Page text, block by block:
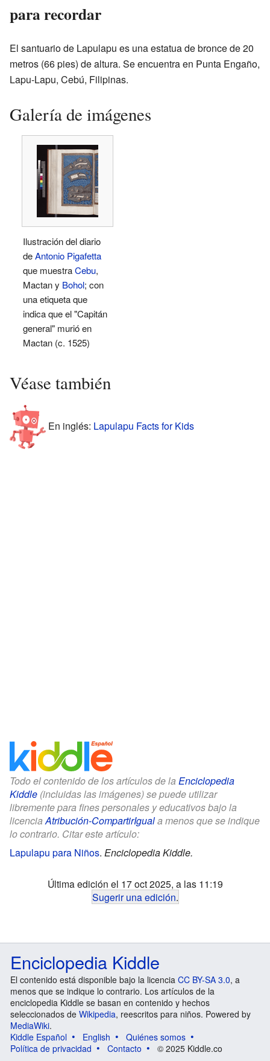
para recordar
El santuario de Lapulapu es una estatua de bronce de 20
metros (66 pies) de altura. Se encuentra en Punta Engaño,
Lapu-Lapu, Cebú, Filipinas.
Galería de imágenes
Ilustración del diario
deAntonio Pigafetta
que muestraCebu,
Mactan y Bohol; con
una etiqueta que
indica que el "Capitán
general" murió en
Mactan (c. 1525)
Véase también
En inglés: Lapulapu Facts for Kids
Todo el contenido de los artículos de la Enciclopedia
Kiddle (incluidas las imágenes) se puede utilizar
libremente para fines personales y educativos bajo la
licenciaAtribución-CompartirIguala menos que se indique
lo contrario. Citar este artículo:
Lapulapu para Niños. Enciclopedia Kiddle.
Última edición el 17 oct 2025, a las 11:19
Sugerir una edición.
Enciclopedia Kiddle
El contenido está disponible bajo la licencia CC BY-SA 3.0, a
menos que se indique lo contrario. Los artículos de la
enciclopedia Kiddle se basan en contenido y hechos
seleccionados de Wikipedia, reescritos para niños. Powered by
MediaWiki.
Kiddle Español
English
Quiénes somos
Política de privacidad
Contacto © 2025 Kiddle.co